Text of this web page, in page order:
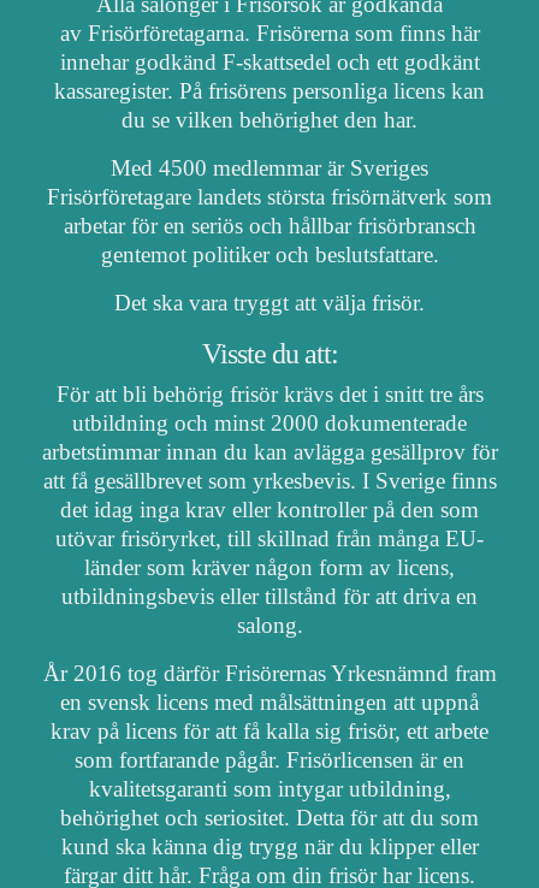
av Frisörföretagarna. Frisörerna som finns här
innehar godkänd F-skattsedel och ett godkänt
kassaregister. På frisörens personliga licens kan
du se vilken behörighet den har.
Med 4500 medlemmar är Sveriges
Frisörföretagare landets största frisörnätverk som
arbetar för en seriös och hållbar frisörbransch
gentemot politiker och beslutsfattare.
Det ska vara tryggt att välja frisör.
Visste du att:
För att bli behörig frisör krävs det i snitt tre års
utbildning och minst 2000 dokumenterade
arbetstimmar innan du kan avlägga gesällprov för
att få gesällbrevet som yrkesbevis. I Sverige finns
det idag inga krav eller kontroller på den som
utövar frisöryrket, till skillnad från många EU-
länder som kräver någon form av licens,
utbildningsbevis eller tillstånd för att driva en
salong.
År 2016 tog därför Frisörernas Yrkesnämnd fram
en svensk licens med målsättningen att uppnå
krav på licens för att få kalla sig frisör, ett arbete
som fortfarande pågår. Frisörlicensen är en
kvalitetsgaranti som intygar utbildning,
behörighet och seriositet. Detta för att du som
kund ska känna dig trygg när du klipper eller
färgar ditt hår. Fråga om din frisör har licens.